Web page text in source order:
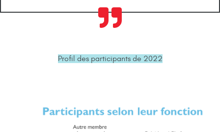
Profil des participants de 2022